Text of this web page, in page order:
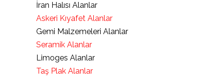
İran Halısı Alanlar
Askeri Kıyafet Alanlar
Gemi Malzemeleri Alanlar
Seramik Alanlar
Limoges Alanlar
Taş Plak Alanlar